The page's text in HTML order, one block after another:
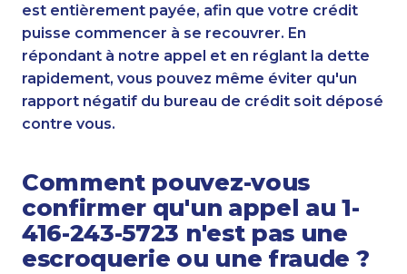
est entièrement payée, afin que votre crédit
puisse commencer à se recouvrer. En
répondant à notre appel et en réglant la dette
rapidement, vous pouvez même éviter qu'un
rapport négatif du bureau de crédit soit déposé
contre vous.
Comment pouvez-vous
confirmer qu'un appel au 1-
416-243-5723 n'est pas une
escroquerie ou une fraude ?